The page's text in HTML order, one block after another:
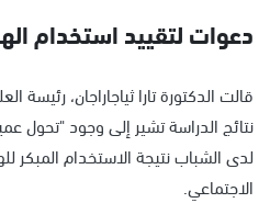
دعوات لتقييد استخدام
نتائج الدراسة تشير إلى وجود "تحول
لدى الشباب نتيجة الاستخدام المبكر
الاجتماعي.